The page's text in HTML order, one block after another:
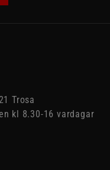
Trosa
kl 8.30-16 vardagar